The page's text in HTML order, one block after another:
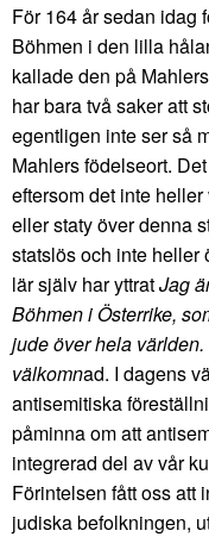
För 164 år sedan idag
Böhmen i den lilla
kallade den på
har bara två saker att
egentligen inte ser så
Mahlers födelseort.
eftersom det inte
eller staty över denna
statslös och inte heller
lär själv har yttratJag
Böhmen i Österrike,
jude över hela
välkomnad. I dagens
antisemitiska
påminna om att
integrerad del av vår
Förintelsen fått oss att
judiska befolkningen,